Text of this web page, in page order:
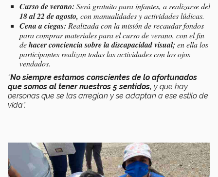
Curso de verano: Será gratuito para infantes, a realizarse del
18 al 22 de agosto, con manualidades y actividades lúdicas.
Cena a ciegas: Realizada con la misión de recaudar fondos
para comprar materiales para el curso de verano, con el fin
dehacer conciencia sobre la discapacidad visual; en ella los
participantes realizan todas las actividades con los ojos
vendados.
“No siempre estamos conscientes de lo afortunados
que somos al tener nuestros 5 sentidos, y que hay
personas que se las arreglan y se adaptan a ese estilo de
vida”.